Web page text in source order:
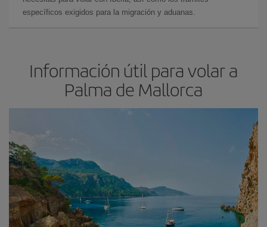
específicos exigidos para la migración y aduanas.
Información útil para volar a
Palma de Mallorca